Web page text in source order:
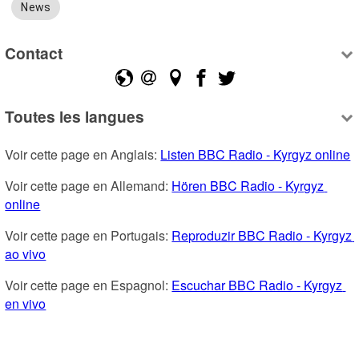
News
Contact
Toutes les langues
Voir cette page en Anglais: Listen BBC Radio - Kyrgyz online
Voir cette page en Allemand: Hören BBC Radio - Kyrgyz
online
Voir cette page en Portugais: Reproduzir BBC Radio - Kyrgyz
ao vivo
Voir cette page en Espagnol: Escuchar BBC Radio - Kyrgyz
en vivo